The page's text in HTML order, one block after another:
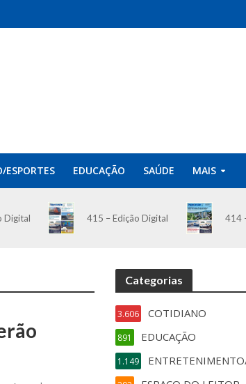
EDUCAÇÃO SAÚDE MAIS
Digital 415 – Edição Digital 414
Categorias
COTIDIANO
3.606
EDUCAÇÃO
891
1.149